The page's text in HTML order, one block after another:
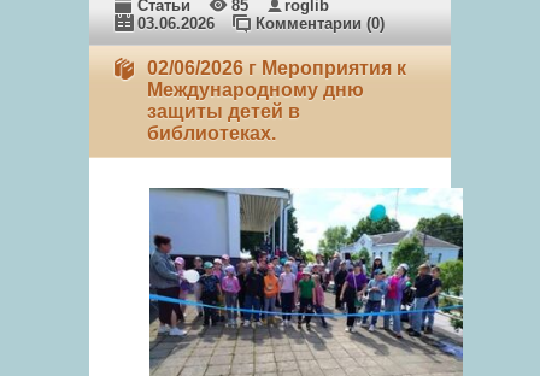
Статьи 85
roglib
03.06.2026
Комментарии (0)
02/06/2026 г Мероприятия к
Международному дню
защиты детей в
библиотеках.